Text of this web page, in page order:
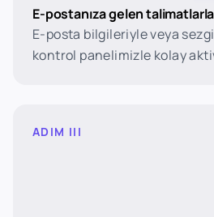
E-postanıza gelen
E-posta bilgileriyle veya
kontrol panelimizle kolay
ADIM III